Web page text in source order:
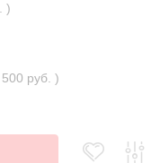
)
500 руб. )